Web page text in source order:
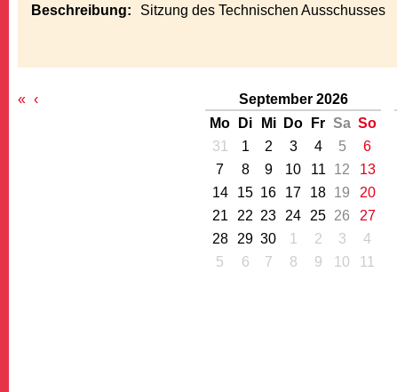
Beschreibung:
Sitzung des Technischen Ausschusses
« ‹
September 2026
Mo
Di Mi Do Fr Sa So
31
1 2 3 4 5
6
7
8 9 10 11 12
13
14
15 16 17 18 19
20
21
22 23 24 25 26
27
28
29 30 1 2 3
4
5
6 7 8 9 10 11